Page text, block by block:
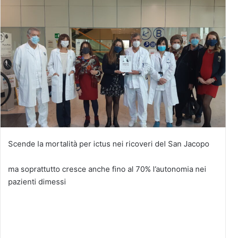
Scende la mortalità per ictus nei ricoveri del San Jacopo
ma soprattutto cresce anche fino al 70% l’autonomia nei
pazienti dimessi